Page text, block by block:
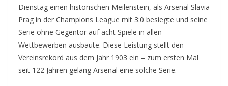
Dienstag einen historischen Meilenstein, als Arsenal Slavia
Prag in der Champions League mit 3:0 besiegte und seine
Serie ohne Gegentor auf acht Spiele in allen
Wettbewerben ausbaute. Diese Leistung stellt den
Vereinsrekord aus dem Jahr 1903 ein – zum ersten Mal
seit 122 Jahren gelang Arsenal eine solche Serie.